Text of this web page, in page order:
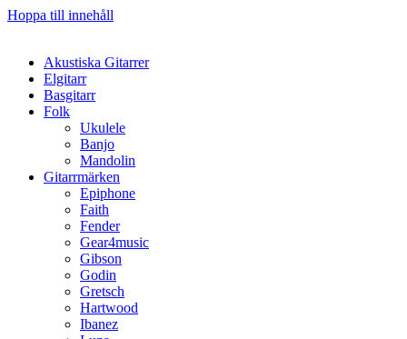
Hoppa till innehåll
Akustiska Gitarrer
Elgitarr
Basgitarr
Folk
Ukulele
Banjo
Mandolin
Gitarrmärken
Epiphone
Faith
Fender
Gear4music
Gibson
Godin
Gretsch
Hartwood
Ibanez